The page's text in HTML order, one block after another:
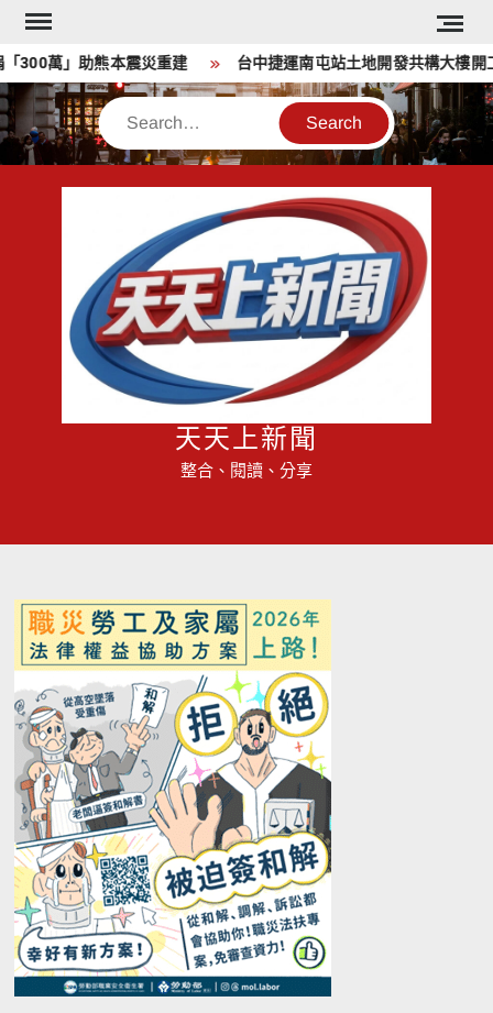
Skip
content
萬」助熊本震災重建 台中捷運南屯站土地開發共構大樓開工
Search
天天上新聞
整合、閱讀、分享